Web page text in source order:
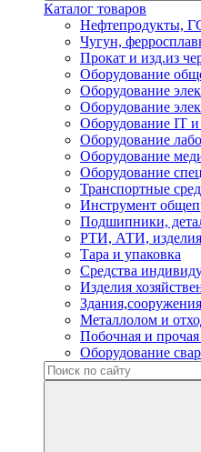
Каталог товаров
Нефтепродукты,
Чугун,
Прокат и изд.из
Оборудование
Оборудование
Оборудование
Оборудование IT и
Оборудование
Оборудование
Оборудование
Транспортные
Инструмент
Подшипники,
РТИ, АТИ,
Тара и упаковка
Средства
Изделия
Металлолом и
Побочная и
Оборудование